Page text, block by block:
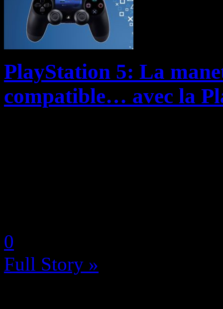
PlayStation 5: La
compatible… avec la
0
Full Story »